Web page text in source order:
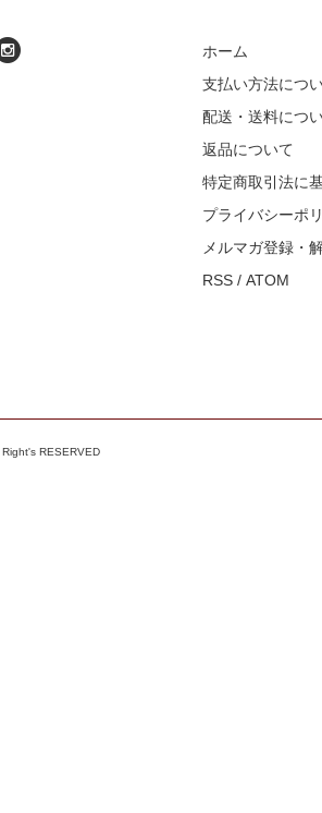
ホーム
支払い方法につ
配送・送料につ
返品について
特定商取引法に
プライバシーポ
メルマガ登録・
RSS / ATOM
RESERVED